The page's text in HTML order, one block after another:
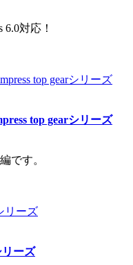
6.0対応！
top gearシリーズ
です。
リーズ